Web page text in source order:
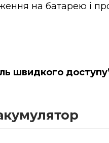
на батарею і
швидкого